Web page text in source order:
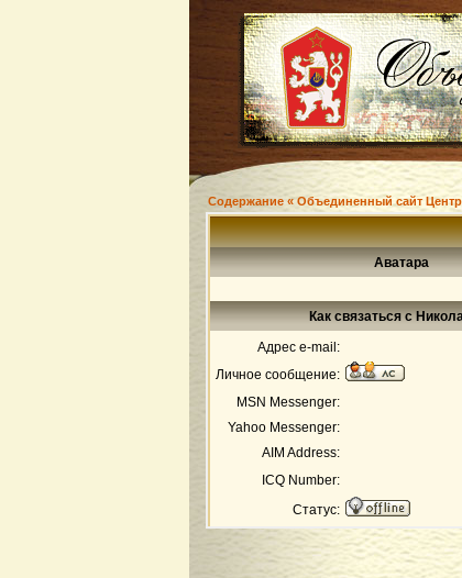
Содержание « Объединенный сайт
Аватара
Как связаться с
Адрес e-mail:
Личное сообщение:
MSN Messenger:
Yahoo Messenger:
AIM Address:
ICQ Number:
Статус: